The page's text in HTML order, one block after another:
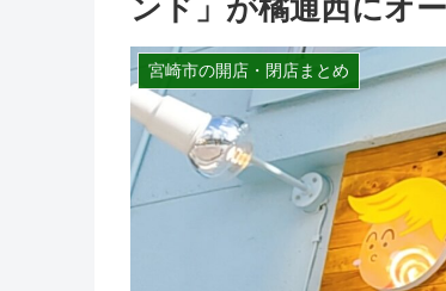
ンド」が橘通西にオ
宮崎市の開店・閉店まとめ